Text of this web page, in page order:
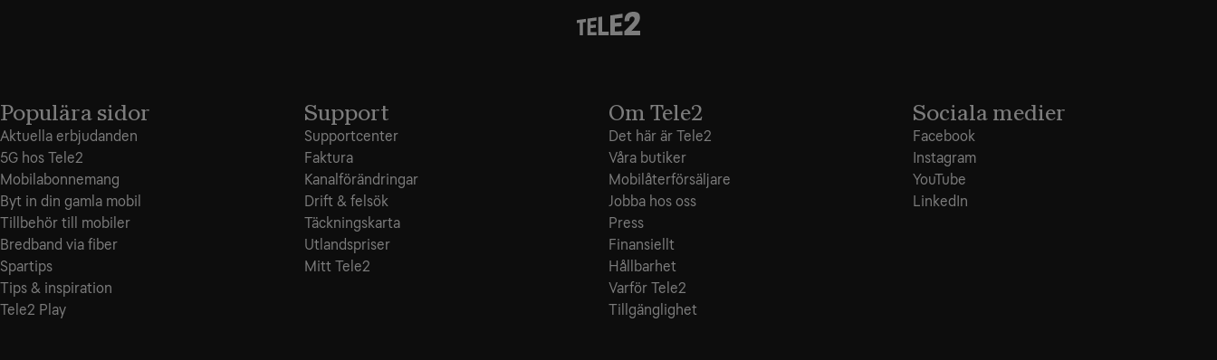
Populära sidor
Aktuella erbjudanden
5G hos Tele2
Mobilabonnemang
Byt in din gamla mobil
Tillbehör till mobiler
Bredband via fiber
Spartips
Tips & inspiration
Tele2 Play
Support
Supportcenter
Faktura
Kanalförändringar
Drift & felsök
Täckningskarta
Utlandspriser
Mitt Tele2
Om Tele2
Det här är Tele2
Våra butiker
Mobilåterförsäljare
Jobba hos oss
Press
Finansiellt
Hållbarhet
Varför Tele2
Tillgänglighet
Sociala medier
Facebook
Instagram
YouTube
LinkedIn